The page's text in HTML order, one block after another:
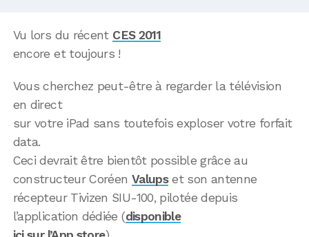
Vu lors du récent CES 2011
encore et toujours !
Vous cherchez peut-être à regarder la télévision
en direct
sur votre iPad sans toutefois exploser votre forfait
data.
Ceci devrait être bientôt possible grâce au
constructeur Coréen Valupset son antenne
récepteur Tivizen SIU-100, pilotée depuis
l’application dédiée (disponible